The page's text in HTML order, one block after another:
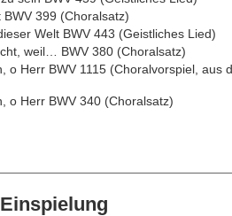
399 (Choralsatz)
Welt BWV 443 (Geistliches Lied)
weil… BWV 380 (Choralsatz)
o Herr BWV 1115 (Choralvorspiel, aus
o Herr BWV 340 (Choralsatz)